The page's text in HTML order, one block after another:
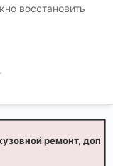
восстановить
ремонт, доп